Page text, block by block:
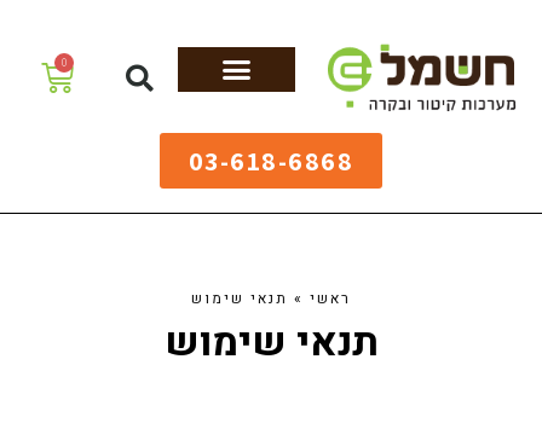
0
03-618-6868
ראשי » תנאי שימוש
תנאי שימוש